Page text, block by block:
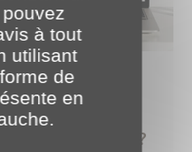
avec ses
redondantes ?
à tout
utilisant
de
en